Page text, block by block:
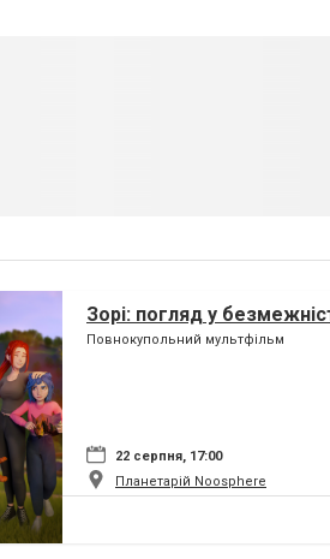
Зорі: погляд у
Повнокупольний мультфільм
22 серпня, 17:00
Планетарій Noosphere